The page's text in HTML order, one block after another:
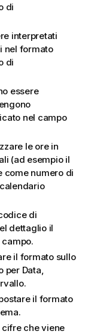
di
interpretati
nel formato
di
essere
nel campo
le ore in
(ad esempio il
come numero di
di
dettaglio il
il formato sullo
per Data
.
il formato
cifre che viene